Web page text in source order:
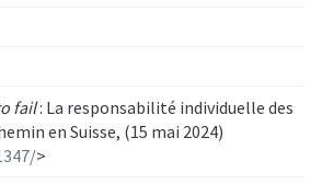
fail: La responsabilité individuelle des
en Suisse, (15 mai 2024)
>